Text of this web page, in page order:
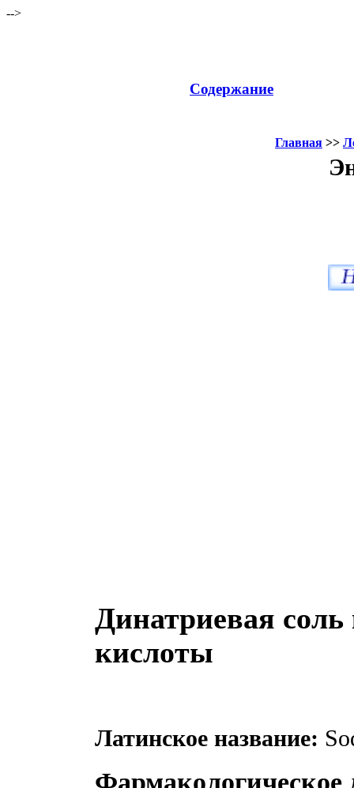
-->
Содержание
Главная >>
Динатриевая
кислоты
Латинское название:
Фармакологическое